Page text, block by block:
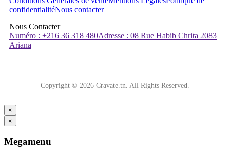
confidentialitéNous contacter
Nous Contacter
Numéro : +216 36 318 480Adresse : 08 Rue Habib Chrita 2083
Ariana
Copyright © 2026 Cravate.tn. All Rights Reserved.
×
×
Megamenu